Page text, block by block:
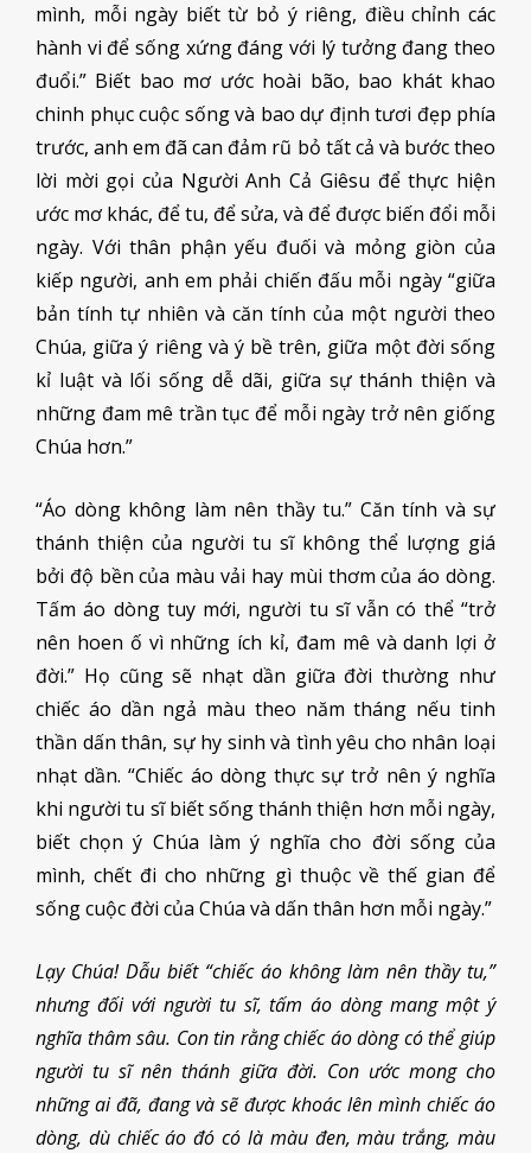
mình, mỗi ngày biết từ bỏ ý riêng, điều chỉnh các
hành vi để sống xứng đáng với lý tưởng đang theo
đuổi.” Biết bao mơ ước hoài bão, bao khát khao
chinh phục cuộc sống và bao dự định tươi đẹp phía
trước, anh em đã can đảm rũ bỏ tất cả và bước theo
lời mời gọi của Người Anh Cả Giêsu để thực hiện
ước mơ khác, để tu, để sửa, và để được biến đổi mỗi
ngày. Với thân phận yếu đuối và mỏng giòn của
kiếp người, anh em phải chiến đấu mỗi ngày “giữa
bản tính tự nhiên và căn tính của một người theo
Chúa, giữa ý riêng và ý bề trên, giữa một đời sống
kỉ luật và lối sống dễ dãi, giữa sự thánh thiện và
những đam mê trần tục để mỗi ngày trở nên giống
Chúa hơn.”
“Áo dòng không làm nên thầy tu.” Căn tính và sự
thánh thiện của người tu sĩ không thể lượng giá
bởi độ bền của màu vải hay mùi thơm của áo dòng.
Tấm áo dòng tuy mới, người tu sĩ vẫn có thể “trở
nên hoen ố vì những ích kỉ, đam mê và danh lợi ở
đời.” Họ cũng sẽ nhạt dần giữa đời thường như
chiếc áo dần ngả màu theo năm tháng nếu tinh
thần dấn thân, sự hy sinh và tình yêu cho nhân loại
nhạt dần. “Chiếc áo dòng thực sự trở nên ý nghĩa
khi người tu sĩ biết sống thánh thiện hơn mỗi ngày,
biết chọn ý Chúa làm ý nghĩa cho đời sống của
mình, chết đi cho những gì thuộc về thế gian để
sống cuộc đời của Chúa và dấn thân hơn mỗi ngày.”
Lạy Chúa! Dẫu biết “chiếc áo không làm nên thầy tu,”
nhưng đối với người tu sĩ, tấm áo dòng mang một ý
nghĩa thâm sâu. Con tin rằng chiếc áo dòng có thể giúp
người tu sĩ nên thánh giữa đời. Con ước mong cho
những ai đã, đang và sẽ được khoác lên mình chiếc áo
dòng, dù chiếc áo đó có là màu đen, màu trắng, màu